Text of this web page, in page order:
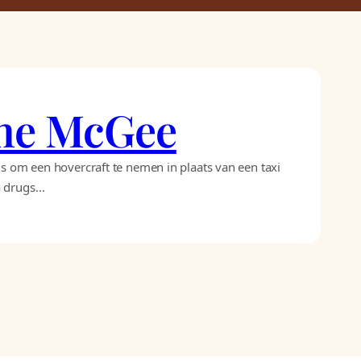
McGee
om een hovercraft te nemen in plaats van een taxi
drugs…